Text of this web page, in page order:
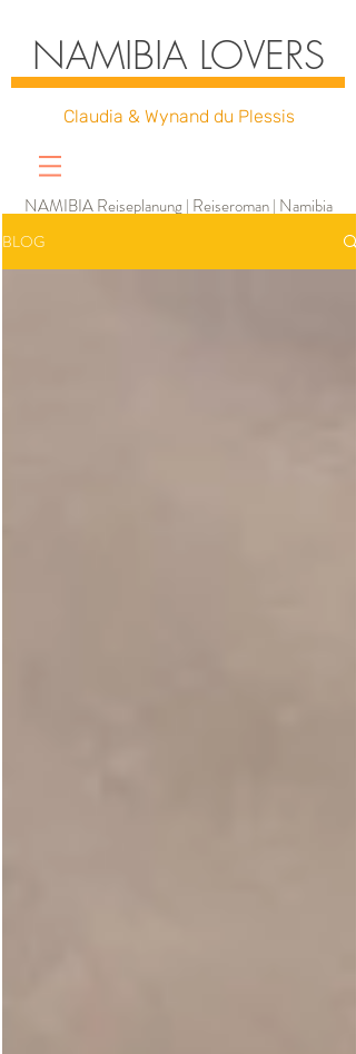
NAMIBIA LOVERS
Claudia & Wynand du Plessis
NAMIBIA Reiseplanung | Reiseroman | Namibia
Kalender | Etosha Karte | Wildnis-Insiderwissen |
Foto-Tipps | Reiseerinnerungen | Inspiration
BLOG